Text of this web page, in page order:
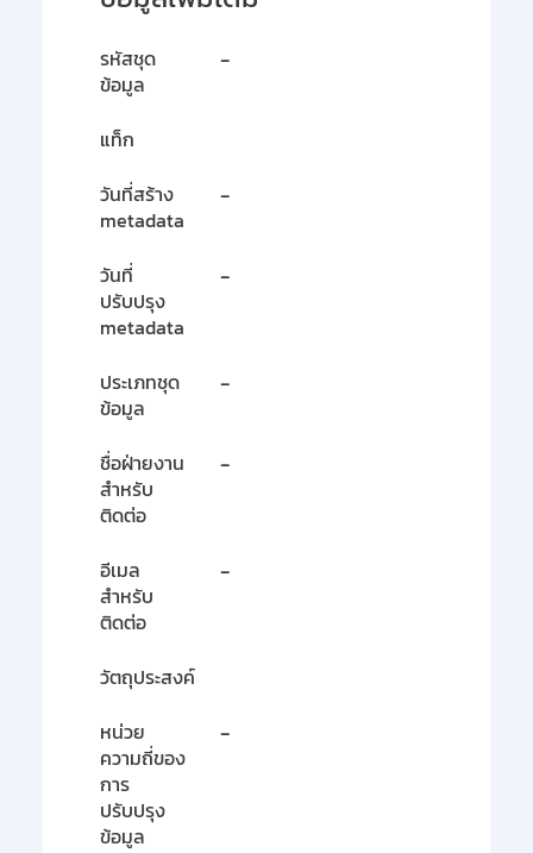
รหัสชุด
ข้อมูล
-
แท็ก
วันที่สร้าง
metadata
-
วันที่
ปรับปรุง
metadata
-
ประเภทชุด
ข้อมูล
-
ชื่อฝ่ายงาน
สำหรับ
ติดต่อ
-
อีเมล
สำหรับ
ติดต่อ
-
วัตถุประสงค์
หน่วย
ความถี่ของ
การ
ปรับปรุง
ข้อมูล
-